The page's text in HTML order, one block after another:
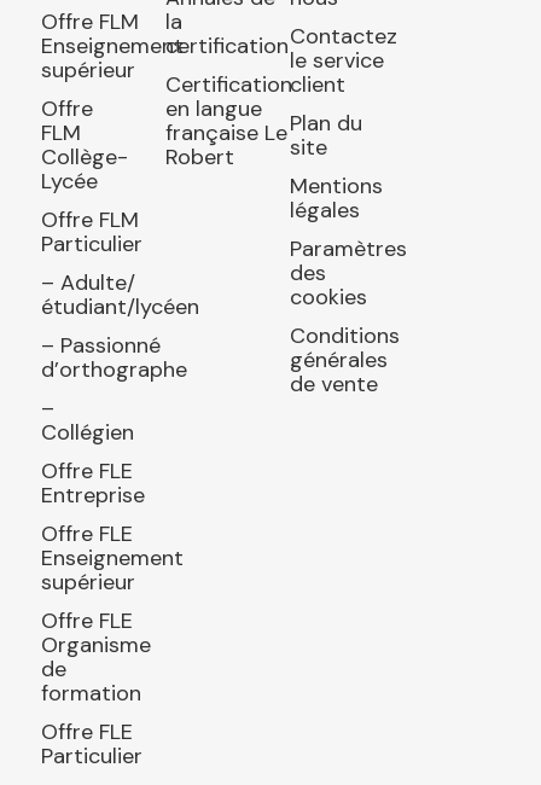
Offre FLM
Enseignement
supérieur
Offre
FLM
Collège-
Lycée
Offre FLM
Particulier
– Adulte/
étudiant/lycéen
– Passionné
d’orthographe
–
Collégien
Offre FLE
Entreprise
Offre FLE
Enseignement
supérieur
Offre FLE
Organisme
de
formation
Offre FLE
Particulier
la
certification
Certification
en langue
française Le
Robert
Contactez
le service
client
Plan du
site
Mentions
légales
Paramètres
des
cookies
Conditions
générales
de vente